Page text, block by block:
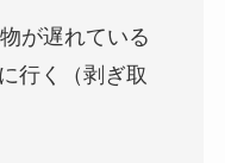
が遅れている
行く（剥ぎ取